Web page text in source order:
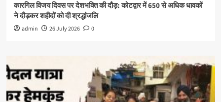
कारगिल विजय दिवस पर देशभक्ति की दौड़: कोटद्वार में 650 से अधिक धावकों
ने दौड़कर शहीदों को दी श्रद्धांजलि
admin 26 July 2026 0